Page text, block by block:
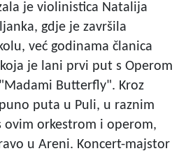
je violinistica Natalija
gdje je završila
već godinama članica
je lani prvi put s Operom
Butterfly". Kroz
puta u Puli, u raznim
ovim orkestrom i operom,
u Areni. Koncert-majstor